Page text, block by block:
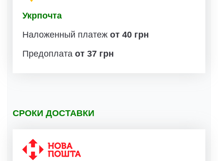
Укрпочта
Наложенный платеж от 40 грн
Предоплата от 37 грн
СРОКИ ДОСТАВКИ